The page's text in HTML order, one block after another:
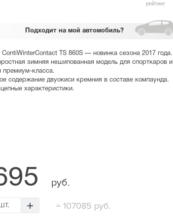
рейтинг
Подходит на мой автомобиль?
ContiWinterContact TS 860S — новинка сезона 2017 года.
зимняя нешипованная модель для спорткаров и
премиум-класса.
содержание двуокиси кремния в составе компаунда.
характеристики.
руб.
=107085 руб.